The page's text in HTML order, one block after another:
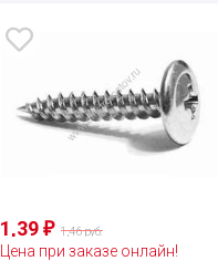
1,39₽ 1,46 руб.
Цена при заказе онлайн!